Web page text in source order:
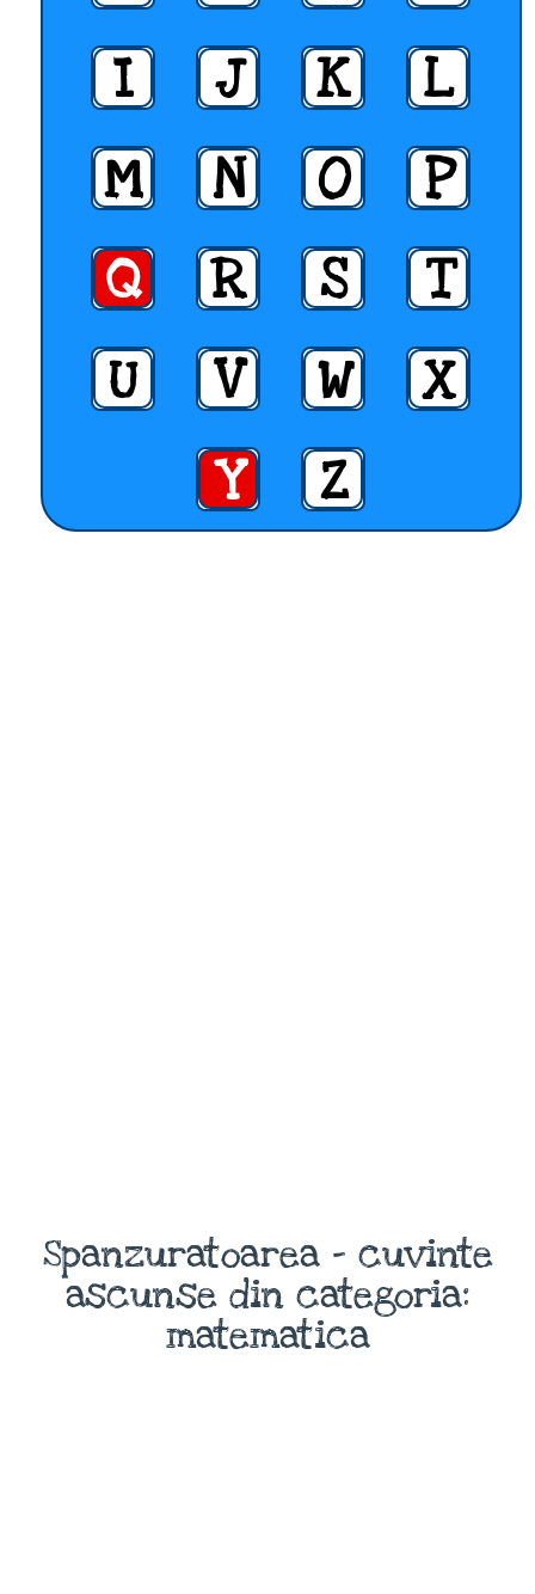
I
J K
L
M
N O
P
Q
R S
T
U
V W
X
Y
Z
Spanzuratoarea - cuvinte
ascunse din categoria:
matematica